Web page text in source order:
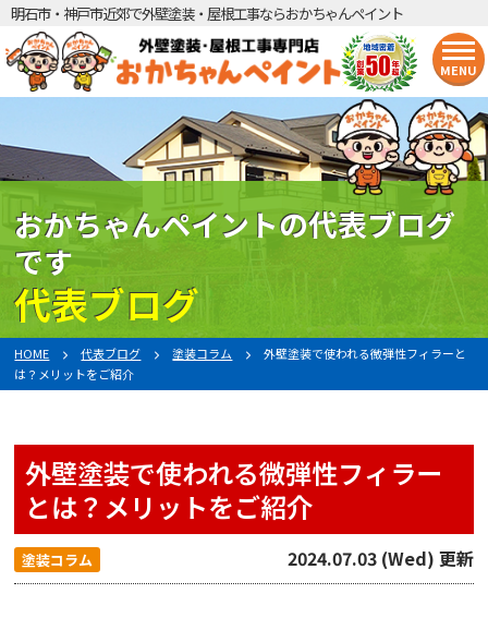
明石市・神戸市近郊で外壁塗装・屋根工事ならおかちゃんペイント
MENU
おかちゃんペイントの代表ブログ
です
代表ブログ
HOME 代表ブログ 塗装コラム
外壁塗装で使われる微弾性フィラーと
は？メリットをご紹介
外壁塗装で使われる微弾性フィラー
とは？メリットをご紹介
塗装コラム 2024.07.03 (Wed) 更新